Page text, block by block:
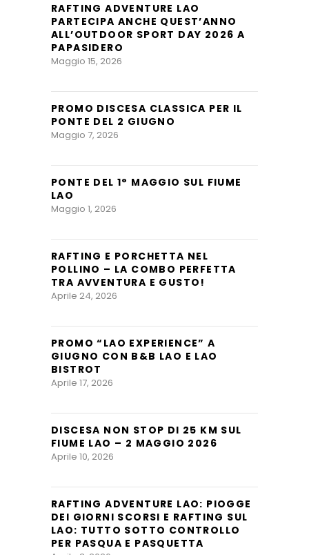
RAFTING ADVENTURE LAO
PARTECIPA ANCHE QUEST’ANNO
ALL’OUTDOOR SPORT DAY 2026 A
PAPASIDERO
Maggio 15, 2026
PROMO DISCESA CLASSICA PER IL
PONTE DEL 2 GIUGNO
Maggio 7, 2026
PONTE DEL 1° MAGGIO SUL FIUME
LAO
Maggio 1, 2026
RAFTING E PORCHETTA NEL
POLLINO – LA COMBO PERFETTA
TRA AVVENTURA E GUSTO!
Aprile 24, 2026
PROMO “LAO EXPERIENCE” A
GIUGNO CON B&B LAO E LAO
BISTROT
Aprile 17, 2026
DISCESA NON STOP DI 25 KM SUL
FIUME LAO – 2 MAGGIO 2026
Aprile 10, 2026
RAFTING ADVENTURE LAO: PIOGGE
DEI GIORNI SCORSI E RAFTING SUL
LAO: TUTTO SOTTO CONTROLLO
PER PASQUA E PASQUETTA